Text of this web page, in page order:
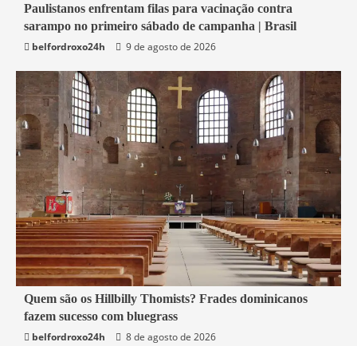
4 min read
Economia
Paulistanos enfrentam filas para vacinação contra
sarampo no primeiro sábado de campanha | Brasil
belfordroxo24h
9 de agosto de 2026
4 min read
Mundo
Quem são os Hillbilly Thomists? Frades dominicanos
fazem sucesso com bluegrass
belfordroxo24h
8 de agosto de 2026